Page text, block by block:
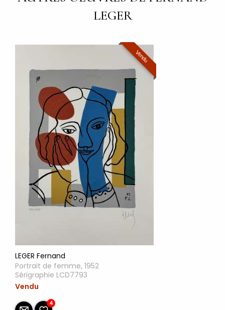
LEGER
Vendu
LEGER Fernand
Portrait de femme, 1952
Sérigraphie LCD7793
Vendu
4